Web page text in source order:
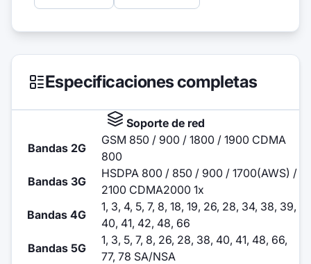
Especificaciones completas
Soporte de red
Bandas 2G
GSM 850 / 900 / 1800 / 1900 CDMA
800
Bandas 3G
HSDPA 800 / 850 / 900 / 1700(AWS) /
2100 CDMA2000 1x
Bandas 4G
1, 3, 4, 5, 7, 8, 18, 19, 26, 28, 34, 38, 39,
40, 41, 42, 48, 66
Bandas 5G
1, 3, 5, 7, 8, 26, 28, 38, 40, 41, 48, 66,
77, 78 SA/NSA